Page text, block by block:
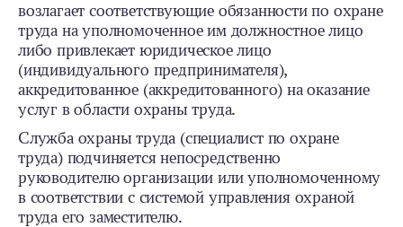
возлагает соответствующие обязанности по охране
труда на уполномоченное им должностное лицо
либо привлекает юридическое лицо
(индивидуального предпринимателя),
аккредитованное (аккредитованного) на оказание
услуг в области охраны труда.
Служба охраны труда (специалист по охране
труда) подчиняется непосредственно
руководителю организации или уполномоченному
в соответствии с системой управления охраной
труда его заместителю.